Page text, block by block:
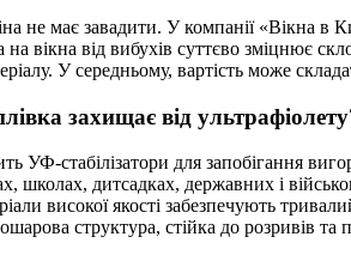
не має завадити. У компанії «Вікна в
вікна від вибухів суттєво зміцнює
У середньому, вартість може
захищає від
УФ-стабілізатори для запобігання
школах, дитсадках, державних і
високої якості забезпечують
структура, стійка до розривів та